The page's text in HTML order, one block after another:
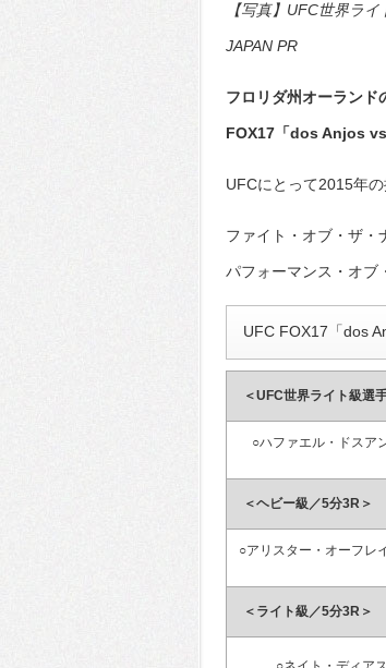
【写真】UFC世界ラ
JAPAN PR
フロリダ州オーラン
FOX17「dos Anjos vs
UFCにとって2015年
ファイト・オブ・ザ・
パフォーマンス・オブ
UFC FOX17「dos
＜UFC世界ライト級選
○ハファエル・ドスア
＜ヘビー級／5分3R＞
○アリスター・オーフレ
＜ライト級／5分3R＞